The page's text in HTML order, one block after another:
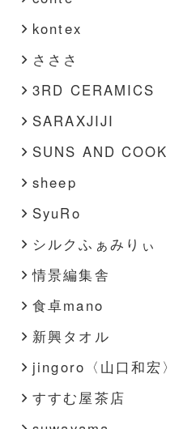
kontex
さささ
3RD CERAMICS
SARAXJIJI
SUNS AND COOK
sheep
SyuRo
シルクふぁみりぃ
情景編集舎
食卓mano
新興タオル
jingoro〈山口和宏〉
すすむ屋茶店